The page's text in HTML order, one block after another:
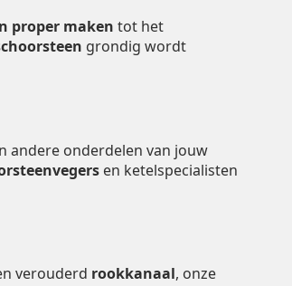
proper maken tot het
grondig wordt
andere onderdelen van jouw
en ketelspecialisten
verouderd rookkanaal, onze